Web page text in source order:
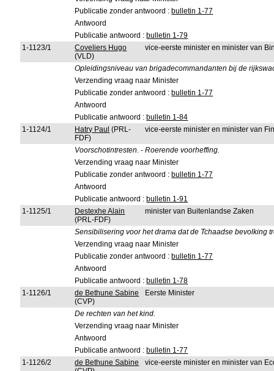
Publicatie zonder antwoord : bulletin 1-77
Antwoord
Publicatie antwoord : bulletin 1-79
1-1123/1
Coveliers Hugo
(VLD)
vice-eerste minister en minister van
Opleidingsniveau van brigadecommandanten bij de
Verzending vraag naar Minister
Publicatie zonder antwoord : bulletin 1-77
Antwoord
Publicatie antwoord : bulletin 1-84
1-1124/1
Hatry Paul (PRL-
FDF)
vice-eerste minister en minister van
Voorschotintresten. - Roerende voorheffing.
Verzending vraag naar Minister
Publicatie zonder antwoord : bulletin 1-77
Antwoord
Publicatie antwoord : bulletin 1-91
1-1125/1
Destexhe Alain
(PRL-FDF)
minister van Buitenlandse Zaken
Sensibilisering voor het drama dat de Tchaadse bevolking
Verzending vraag naar Minister
Publicatie zonder antwoord : bulletin 1-77
Antwoord
Publicatie antwoord : bulletin 1-78
1-1126/1
de Bethune Sabine
(CVP)
Eerste Minister
De rechten van het kind.
Verzending vraag naar Minister
Antwoord
Publicatie antwoord : bulletin 1-77
1-1126/2
de Bethune Sabine
vice-eerste minister en minister van